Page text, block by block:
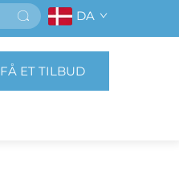
DA
FÅ ET TILBUD